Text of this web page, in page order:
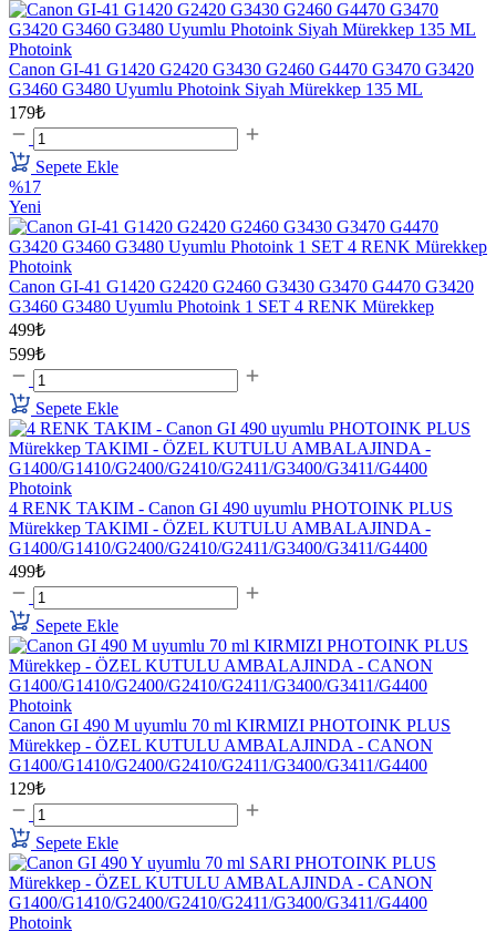
Photoink
Canon GI-41 G1420 G2420 G3430 G2460 G4470 G3470 G3420
G3460 G3480 Uyumlu Photoink Siyah Mürekkep 135 ML
179₺
Sepete Ekle
%17
Yeni
Photoink
Canon GI-41 G1420 G2420 G2460 G3430 G3470 G4470 G3420
G3460 G3480 Uyumlu Photoink 1 SET 4 RENK Mürekkep
499₺
599₺
Sepete Ekle
Photoink
4 RENK TAKIM - Canon GI 490 uyumlu PHOTOINK PLUS
Mürekkep TAKIMI - ÖZEL KUTULU AMBALAJINDA -
G1400/G1410/G2400/G2410/G2411/G3400/G3411/G4400
499₺
Sepete Ekle
Photoink
Canon GI 490 M uyumlu 70 ml KIRMIZI PHOTOINK PLUS
Mürekkep - ÖZEL KUTULU AMBALAJINDA - CANON
G1400/G1410/G2400/G2410/G2411/G3400/G3411/G4400
129₺
Sepete Ekle
Photoink